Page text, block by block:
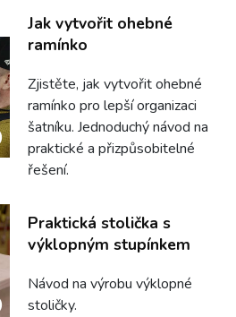
Jak vytvořit ohebné
ramínko
Zjistěte, jak vytvořit ohebné
ramínko pro lepší organizaci
šatníku. Jednoduchý návod na
praktické a přizpůsobitelné
řešení.
Praktická stolička s
výklopným stupínkem
Návod na výrobu výklopné
stoličky.